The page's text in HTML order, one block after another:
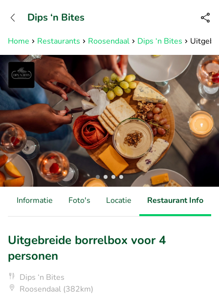
Bereikbaar tot 23:00 uur
Home Restaurants Roosendaal Dips ‘n Bites
Dips ‘n Bites
Informatie Foto's Locatie Restaurant Info
Uitgebreide borrelbox voor 4
personen
Dips ‘n Bites
Roosendaal (382km)